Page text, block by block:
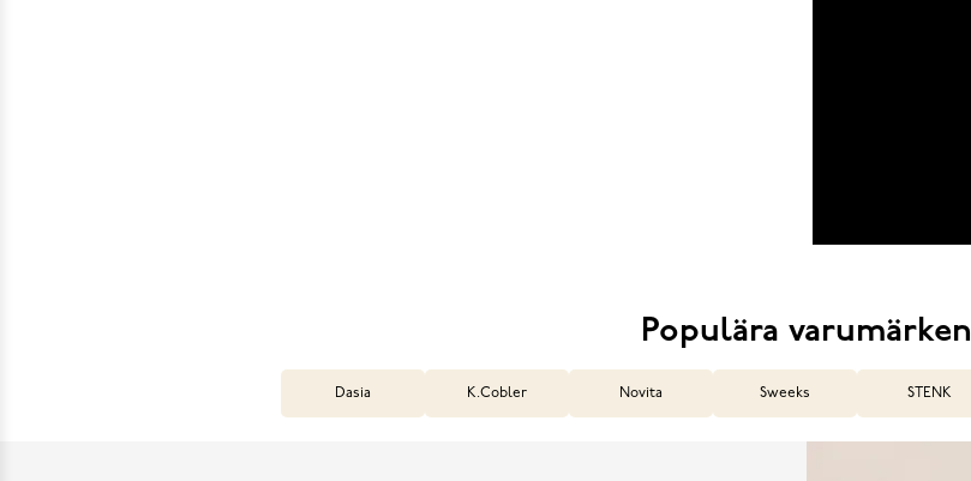
Populära varumärken
Dasia K.Cobler Novita Sweeks STENK